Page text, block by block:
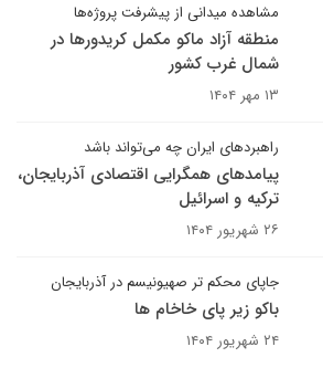
مشاهده میدانی از پیشرفت پروژه‌ها
منطقه آزاد ماکو مکمل کریدورها در
شمال غرب کشور
۱۳ مهر ۱۴۰۴
راهبردهای ایران چه می‌تواند باشد
پیامدهای همگرایی اقتصادی آذربایجان،
ترکیه و اسرائیل
۲۶ شهریور ۱۴۰۴
جاپای محکم تر صهیونیسم در آذربایجان
باکو زیر پای خاخام ها
۲۴ شهریور ۱۴۰۴